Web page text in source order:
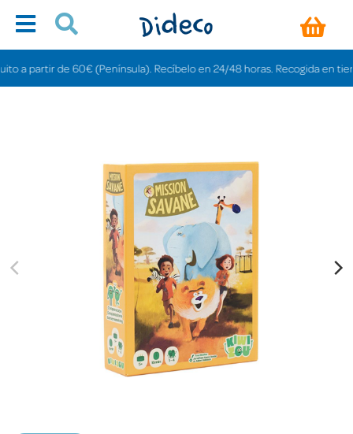
de 60€ (Península). Recíbelo en 24/48 horas. Recogida en tiendas